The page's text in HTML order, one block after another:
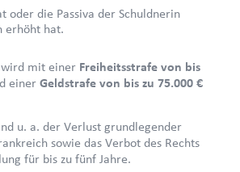
oder die Passiva der Schuldnerin
erhöht hat.
wird mit einer Freiheitsstrafe von bis
einer Geldstrafe von bis zu 75.000 €
u. a. der Verlust grundlegender
sowie das Verbot des Rechts
für bis zu fünf Jahre.